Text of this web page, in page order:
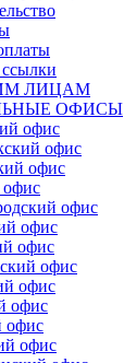
ЛИЦАМ
ОФИСЫ
офис
офис
офис
офис
офис
офис
офис
офис
офис
офис
офис